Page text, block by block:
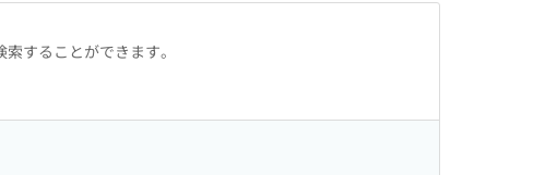
することができます。